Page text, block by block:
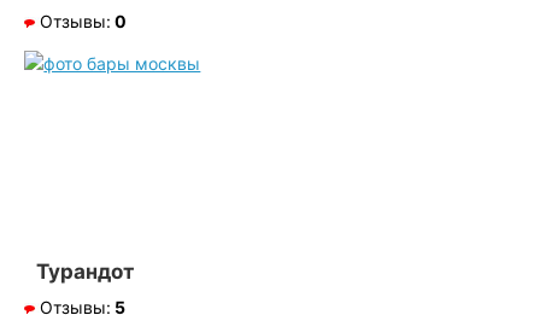
Отзывы: 0
Турандот
Отзывы: 5